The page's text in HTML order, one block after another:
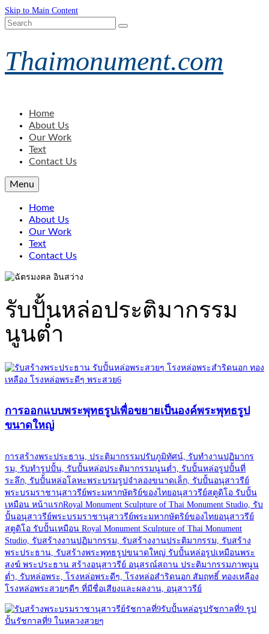
Skip to Main Content
Search
Thaimonument.com
Home
About Us
Our Work
Text
Contact Us
Menu
Home
About Us
Our Work
Text
Contact Us
รับปั้นหล่อประติมากรรม
นูนต่ำ
การออกแบบพระพุทธรูปเพื่อขยายเป็นองค์พระพุทธรูป
ขนาดใหญ่
การสร้างพระประธาน, ประติมากรรมปรับภูมิทัศน์, รับทำงานปฏิมากร
รม, รับทำรูปปั้น, รับปั้นหล่อประติมากรรมนูนต่ำ, รับปั้นหล่อรูปปั้นที่
ระลึก, รับปั้นหล่อโลหะพระบรมรูปจำลองขนาดเล็ก, รับปั้นอนุสาวรีย์
พระบรมราชานุสาวรีย์พระมหากษัตริย์ของไทยอนุสาวรีย์สตูดิโอ รับปั้น
เหมือน หน้าแรกRoyal Monument Sculpture of Thai Monument Studio, รับ
ปั้นอนุสาวรีย์พระบรมราชานุสาวรีย์พระมหากษัตริย์ของไทยอนุสาวรีย์
สตูดิโอ รับปั้นเหมือน Royal Monument Sculpture of Thai Monument
Studio, รับสร้างงานปฏิมากรรม, รับสร้างงานประติมากรรม, รับสร้าง
พระประธาน, รับสร้างพระพุทธรูปขนาดใหญ่ รับปั้นหล่อรูปเหมือนพระ
สงฆ์ พระประธาน สร้างอนุสาวรีย์ อนุสรณ์สถาน ประติมากรรมภาพนูน
ต่ำ, รับหล่อพระ, โรงหล่อพระดีๆ, โรงหล่อสำริดนอก สัมฤทธิ์ ทองเหลือง
โรงหล่อพระสวยๆดีๆ ที่มีชื่อเสียงและผลงาน, อนุสาวรีย์